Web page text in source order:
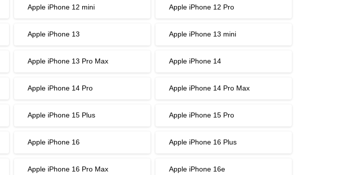
Apple iPhone 12 mini Apple iPhone 12 Pro
Apple iPhone 13 Apple iPhone 13 mini
Apple iPhone 13 Pro Max Apple iPhone 14
Apple iPhone 14 Pro Apple iPhone 14 Pro Max
Apple iPhone 15 Plus Apple iPhone 15 Pro
Apple iPhone 16 Apple iPhone 16 Plus
Apple iPhone 16 Pro Max Apple iPhone 16e